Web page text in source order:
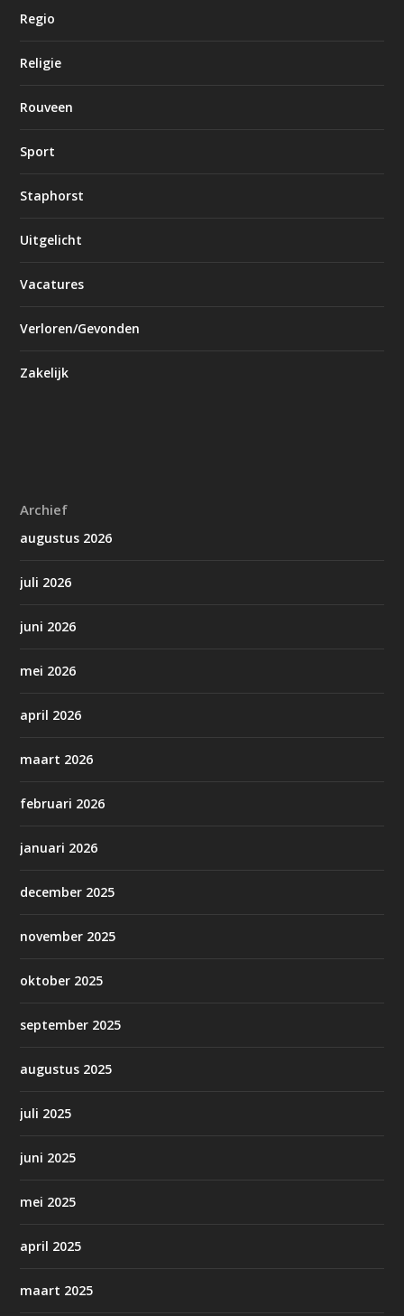
Regio
Religie
Rouveen
Sport
Staphorst
Uitgelicht
Vacatures
Verloren/Gevonden
Zakelijk
Archief
augustus 2026
juli 2026
juni 2026
mei 2026
april 2026
maart 2026
februari 2026
januari 2026
december 2025
november 2025
oktober 2025
september 2025
augustus 2025
juli 2025
juni 2025
mei 2025
april 2025
maart 2025